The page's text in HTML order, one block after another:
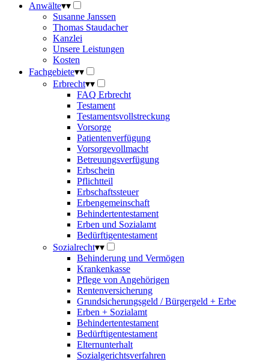
Anwälte▾▾
Susanne Janssen
Thomas Staudacher
Kanzlei
Unsere Leistungen
Kosten
Fachgebiete▾▾
Erbrecht▾▾
FAQ Erbrecht
Testament
Testamentsvollstreckung
Vorsorge
Patientenverfügung
Vorsorgevollmacht
Betreuungsverfügung
Erbschein
Pflichtteil
Erbschaftssteuer
Erbengemeinschaft
Behindertentestament
Erben und Sozialamt
Bedürftigentestament
Sozialrecht▾▾
Behinderung und Vermögen
Krankenkasse
Pflege von Angehörigen
Rentenversicherung
Grundsicherungsgeld / Bürgergeld + Erbe
Erben + Sozialamt
Behindertentestament
Bedürftigentestament
Elternunterhalt
Sozialgerichtsverfahren